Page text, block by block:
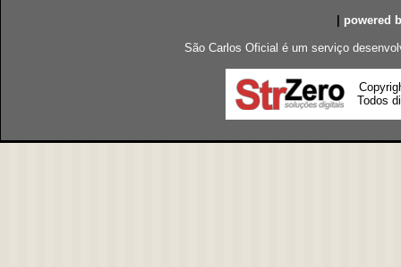
powered
São Carlos Oficial é um serviço
Todos